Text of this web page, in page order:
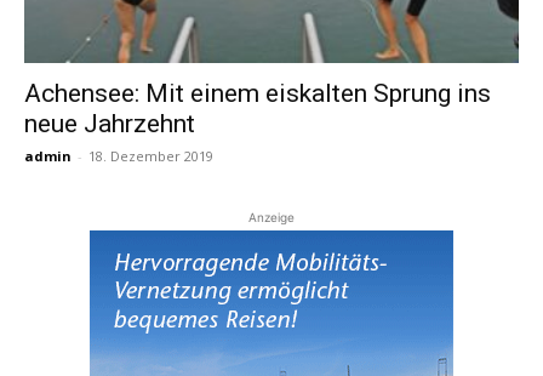
Achensee: Mit einem eiskalten Sprung ins
neue Jahrzehnt
admin - 18. Dezember 2019
Anzeige